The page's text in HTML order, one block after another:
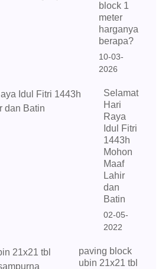
block 1
meter
harganya
berapa?
10-03-
2026
Selamat
Hari
Raya
Idul Fitri
1443h
Mohon
Maaf
Lahir
dan
Batin
02-05-
2022
paving block
ubin 21x21 tbl